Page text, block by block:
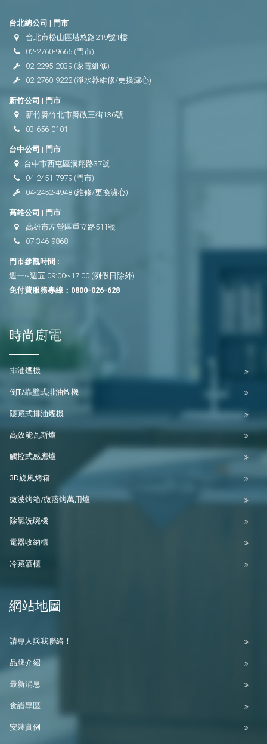
台北總公司 | 門市
台北市松山區塔悠路219號1樓
02-2760-9666 (門市)
02-2295-2839 (家電維修)
02-2760-9222 (淨水器維修/更換濾心)
新竹公司 | 門市
新竹縣竹北市縣政三街136號
03-656-0101
台中公司 | 門市
台中市西屯區漢翔路37號
04-2451-7979 (門市)
04-2452-4948 (維修/更換濾心)
高雄公司 | 門市
高雄市左營區重立路511號
07-346-9868
門市參觀時間 :
週一~週五 09:00~17:00 (例假日除外)
免付費服務專線： 0800-026-628
時尚廚電
排油煙機
倒T/靠壁式排油煙機
隱藏式排油煙機
高效能瓦斯爐
觸控式感應爐
3D旋風烤箱
微波烤箱/微蒸烤萬用爐
除氯洗碗機
電器收納櫃
冷藏酒櫃
網站地圖
請專人與我聯絡！
品牌介紹
最新消息
食譜專區
安裝實例